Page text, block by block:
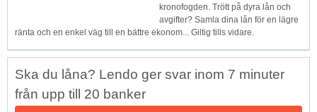
kronofogden. Trött på dyra lån och
avgifter? Samla dina lån för en lägre
ränta och en enkel väg till en bättre ekonom... Giltig tills vidare.
Ska du låna? Lendo ger svar inom 7 minuter
från upp till 20 banker